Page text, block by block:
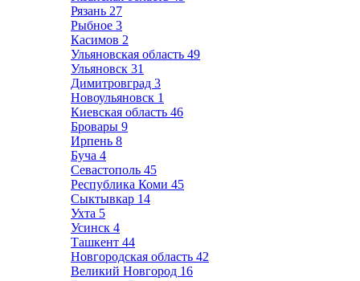
Рязань 27
Рыбное 3
Касимов 2
Ульяновская область 49
Ульяновск 31
Димитровград 3
Новоульяновск 1
Киевская область 46
Бровары 9
Ирпень 8
Буча 4
Севастополь 45
Республика Коми 45
Сыктывкар 14
Ухта 5
Усинск 4
Ташкент 44
Новгородская область 42
Великий Новгород 16